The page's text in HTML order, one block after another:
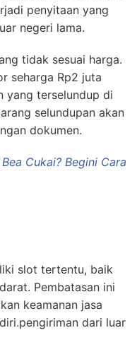
penyitaan yang
negeri lama.
tidak sesuai harga.
seharga Rp2 juta
yang terselundup di
selundupan akan
dokumen.
Cukai? Begini Cara
slot tertentu, baik
Pembatasan ini
keamanan jasa
dari luar